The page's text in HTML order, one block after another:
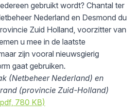
gebruikt wordt? Chantal ter
Nederland en Desmond du
Zuid Holland, voorzitter van
u mee in de laatste
zijn vooral nieuwsgierig
gaat gebruiken.
(Netbeheer Nederland) en
(provincie Zuid-Holland)
780 KB)